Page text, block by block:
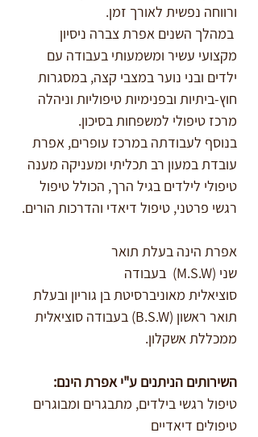
ורווחה נפשית לאורך זמן.
במהלך השנים אפרת צברה ניסיון
מקצועי עשיר ומשמעותי בעבודה עם
ילדים ובני נוער במצבי קצה, במסגרות
חוץ-ביתיות ובפנימיות טיפוליות וניהלה
מרכז טיפולי למשפחות בסיכון.
בנוסף לעבודתה במרכז עופרים, אפרת
עובדת במעון רב תכליתי ומעניקה מענה
טיפולי לילדים בגיל הרך, הכולל טיפול
רגשי פרטני, טיפול דיאדי והדרכות הורים.
אפרת הינה בעלת תואר
שני (M.S.W)  בעבודה
סוציאלית מאוניברסיטת בן גוריון ובעלת
תואר ראשון (B.S.W) בעבודה סוציאלית
ממכללת אשקלון.
השירותים הניתנים ע"י אפרת הינם:
טיפול רגשי בילדים, מתבגרים ומבוגרים
טיפולים דיאדיים